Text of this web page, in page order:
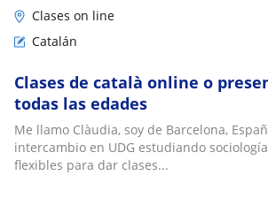
Clases on line
Catalán
Clases de català online o
todas las edades
Me llamo Clàudia, soy de Barcelona,
intercambio en UDG estudiando
flexibles para dar clases...